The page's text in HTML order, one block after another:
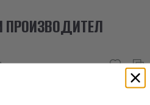
ПРОИЗВОДИТЕЛ